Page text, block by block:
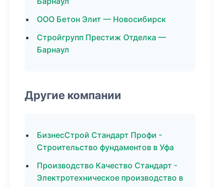
ООО Бетон Элит — Новосибирск
Стройгрупп Престиж Отделка —
Барнаул
Другие компании
БизнесСтрой Стандарт Профи -
Строительство фундаментов в Уфа
Производство Качество Стандарт -
Электротехническое производство в